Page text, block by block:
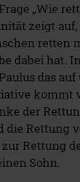
„Wie
zeigt auf,
retten
dabei hat.
das
kommt
der
die Rettung
Rettung
Sohn.